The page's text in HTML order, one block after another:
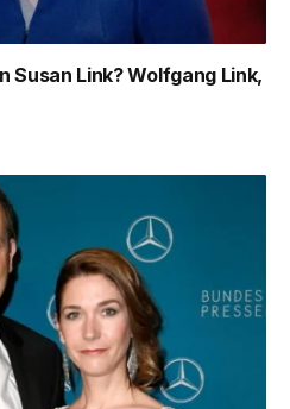
Susan Link? Wolfgang Link,